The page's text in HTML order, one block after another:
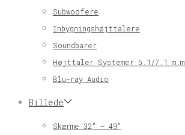
Subwoofere
Inbygningshøjttalere
Soundbarer
Højttaler Systemer 5.1/7.1 m.m.
Blu-ray Audio
Billede
Skærme 32″ – 49″